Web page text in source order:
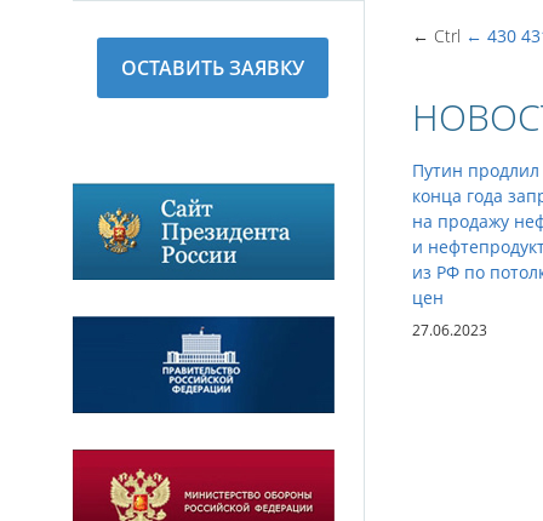
ОСТАВИТЬ ЗАЯВКУ
← Ctrl ← 430
Путин продлил
конца года
на продажу
и
из РФ по
цен
27.06.2023